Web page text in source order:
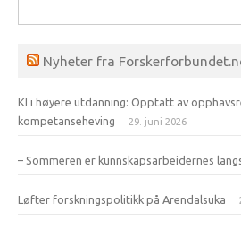
etter:
Nyheter fra
KI i høyere utdanning: Opptatt av
kompetanseheving
29. juni 2026
– Sommeren er kunnskapsarbeidernes
Løfter forskningspolitikk på Arendalsuka